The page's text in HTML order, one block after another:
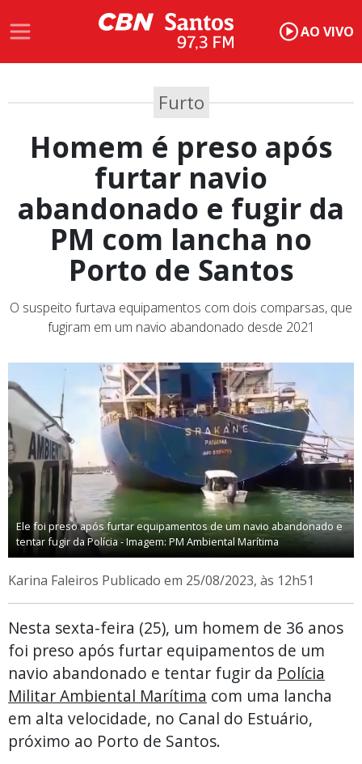
AO VIVO
Furto
Homem é preso após
furtar navio
abandonado e fugir da
PM com lancha no
Porto de Santos
O suspeito furtava equipamentos com dois comparsas, que
fugiram em um navio abandonado desde 2021
Ele foi preso após furtar equipamentos de um navio abandonado e
tentar fugir da Polícia - Imagem: PM Ambiental Marítima
Karina Faleiros Publicado em 25/08/2023, às 12h51
Nesta sexta-feira (25), um homem de 36 anos
foi preso após furtar equipamentos de um
navio abandonado e tentar fugir da Polícia
Militar Ambiental Marítima com uma lancha
em alta velocidade, no Canal do Estuário,
próximo ao Porto de Santos.